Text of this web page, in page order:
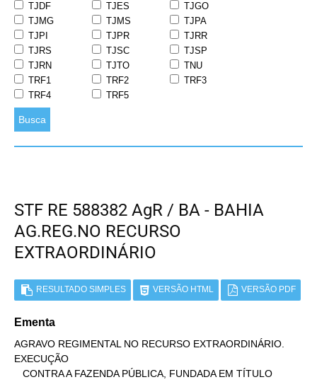
TJDF
TJES
TJGO
TJMG
TJMS
TJPA
TJPI
TJPR
TJRR
TJRS
TJSC
TJSP
TJRN
TJTO
TNU
TRF1
TRF2
TRF3
TRF4
TRF5
Busca
STF RE 588382 AgR / BA - BAHIA
AG.REG.NO RECURSO
EXTRAORDINÁRIO
RESULTADO SIMPLES VERSÃO HTML VERSÃO PDF
Ementa
AGRAVO REGIMENTAL NO RECURSO EXTRAORDINÁRIO.
EXECUÇÃO